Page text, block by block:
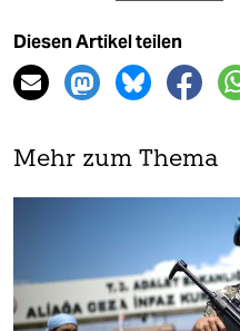
Diesen Artikel teilen
Mehr zum Thema